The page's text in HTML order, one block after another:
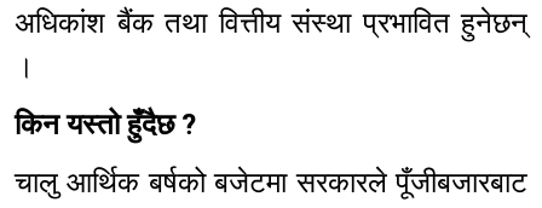
अधिकांश बैंक तथा वित्तीय संस्था प्रभावित हुनेछन्
।
किन यस्तो हुँदैछ ?
चालु आर्थिक बर्षको बजेटमा सरकारले पूँजीबजारबाट